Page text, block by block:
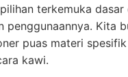
terkemuka dasar
penggunaannya. Kita
puas materi
kawi.